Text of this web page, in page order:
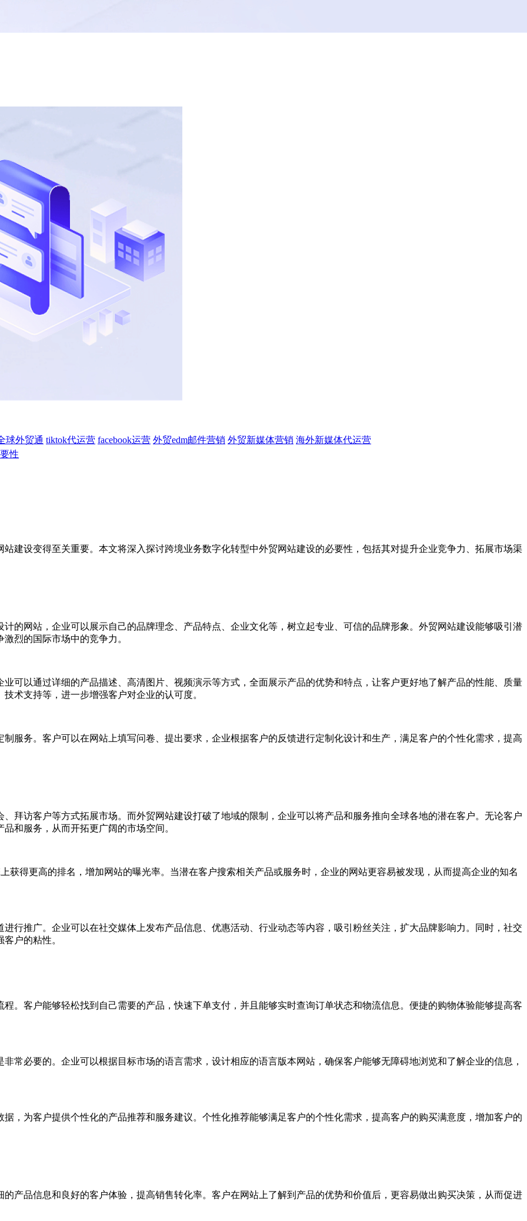
球外贸通 tiktok代运营 facebook运营 外贸edm邮件营销 外贸新媒体营销 海外新媒体代运营
性
设变得至关重要。本文将深入探讨跨境业务数字化转型中外贸网站建设的必要性，包括其对提升企业竞争力、拓展市场渠
网站，企业可以展示自己的品牌理念、产品特点、企业文化等，树立起专业、可信的品牌形象。外贸网站建设能够吸引潜
烈的国际市场中的竞争力。
以通过详细的产品描述、高清图片、视频演示等方式，全面展示产品的优势和特点，让客户更好地了解产品的性能、质量
术支持等，进一步增强客户对企业的认可度。
务。客户可以在网站上填写问卷、提出要求，企业根据客户的反馈进行定制化设计和生产，满足客户的个性化需求，提高
访客户等方式拓展市场。而外贸网站建设打破了地域的限制，企业可以将产品和服务推向全球各地的潜在客户。无论客户
和服务，从而开拓更广阔的市场空间。
更高的排名，增加网站的曝光率。当潜在客户搜索相关产品或服务时，企业的网站更容易被发现，从而提高企业的知名
推广。企业可以在社交媒体上发布产品信息、优惠活动、行业动态等内容，吸引粉丝关注，扩大品牌影响力。同时，社交
户的粘性。
客户能够轻松找到自己需要的产品，快速下单支付，并且能够实时查询订单状态和物流信息。便捷的购物体验能够提高客
必要的。企业可以根据目标市场的语言需求，设计相应的语言版本网站，确保客户能够无障碍地浏览和了解企业的信息，
为客户提供个性化的产品推荐和服务建议。个性化推荐能够满足客户的个性化需求，提高客户的购买满意度，增加客户的
品信息和良好的客户体验，提高销售转化率。客户在网站上了解到产品的优势和价值后，更容易做出购买决策，从而促进